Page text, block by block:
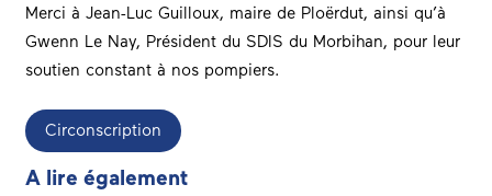
Merci à Jean-Luc Guilloux, maire de Ploërdut, ainsi qu’à
Gwenn Le Nay, Président du SDIS du Morbihan, pour leur
soutien constant à nos pompiers.
Circonscription
A lire également